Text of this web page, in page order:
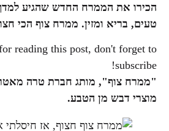
הכירו את הממרח החדש שהגיע למדף
טעים, בריא ומזין. ממרח צוף הכי
for reading this post, don't forget to
subscribe!
"ממרח צוף", מותג חברתטרה מאטר
מוצרי דבש מן הטבע.